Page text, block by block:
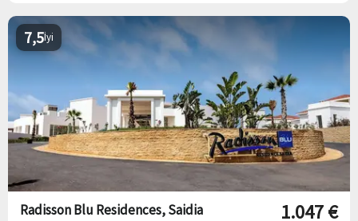
İyi
7,5
Radisson Blu Residences, Saidia 1.047 €